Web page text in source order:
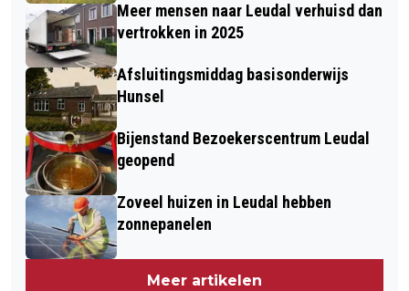
Meer mensen naar Leudal verhuisd dan
vertrokken in 2025
Afsluitingsmiddag basisonderwijs
Hunsel
Bijenstand Bezoekerscentrum Leudal
geopend
Zoveel huizen in Leudal hebben
zonnepanelen
Meer artikelen